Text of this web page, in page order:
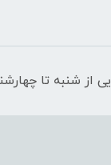
تا چهارشنبه از ساعت 10 الی 17